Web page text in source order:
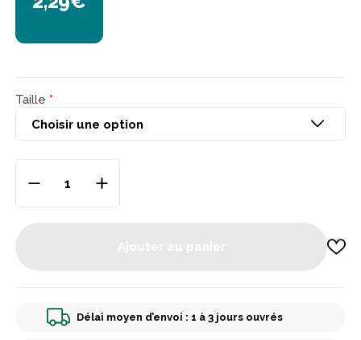
Taille
Délai moyen d’envoi : 1 à 3 jours ouvrés